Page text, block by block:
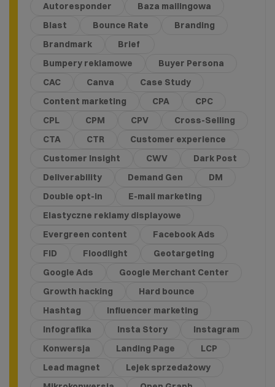
Autoresponder
Baza mailingowa
Blast
Bounce Rate
Branding
Brandmark
Brief
Bumpery reklamowe
Buyer Persona
CAC
Canva
Case Study
Content marketing
CPA
CPC
CPL
CPM CPV
Cross-Selling
CTA
CTR
Customer experience
Customer Insight
CWV
Dark Post
Deliverability
Demand Gen
DM
Double opt-in
E-mail marketing
Elastyczne reklamy displayowe
Evergreen content
Facebook Ads
FID
Floodlight
Geotargeting
Google Ads
Google Merchant Center
Growth hacking
Hard bounce
Hashtag
Influencer marketing
Infografika
Insta Story
Instagram
Konwersja
Landing Page
LCP
Lead magnet
Lejek sprzedażowy